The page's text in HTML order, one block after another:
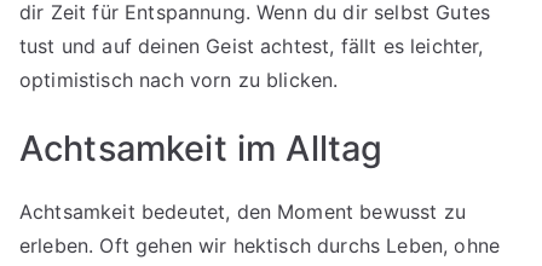
dir Zeit für Entspannung. Wenn du dir selbst Gutes
tust und auf deinen Geist achtest, fällt es leichter,
optimistisch nach vorn zu blicken.
Achtsamkeit im Alltag
Achtsamkeit bedeutet, den Moment bewusst zu
erleben. Oft gehen wir hektisch durchs Leben, ohne